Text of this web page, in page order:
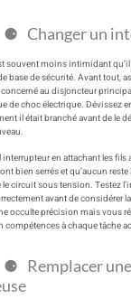
Changer un
souvent moins intimidant qu’il
base de sécurité. Avant tout,
au disjoncteur
de choc électrique. Dévissez
il était branché avant de le
en attachant les fils
bien serrés et qu’aucun reste
le circuit sous tension. Testez
avant de considérer
occulte précision mais vous
compétences à chaque tâche
Remplacer